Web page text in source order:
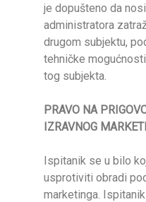
je dopušteno da
administratora
drugom subjektu,
tehničke
tog subjekta.
PRAVO NA
IZRAVNOG
Ispitanik se u bilo
usprotiviti obradi
marketinga.